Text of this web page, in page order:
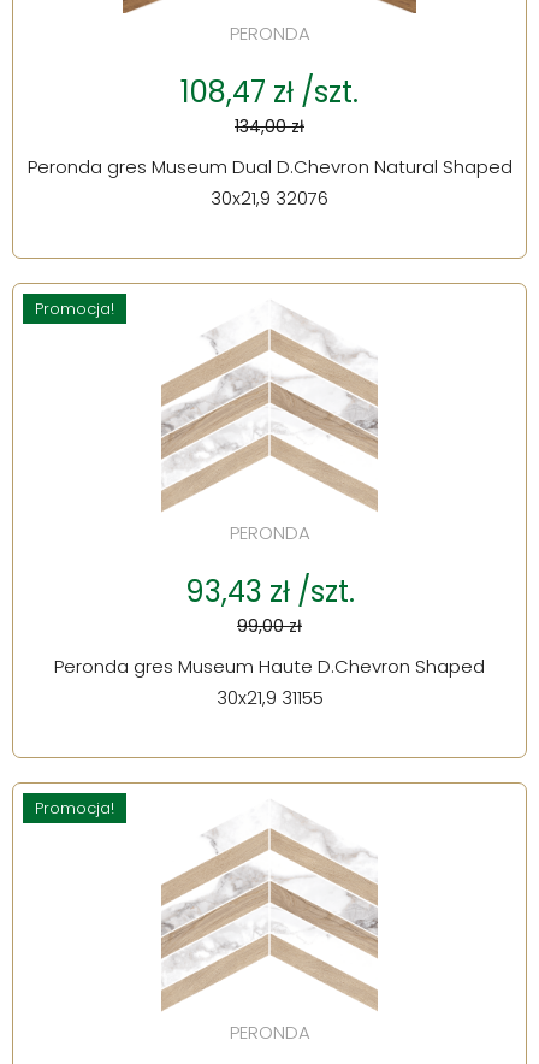
PERONDA
108,47 zł /szt.
134,00 zł
Peronda gres Museum Dual D.Chevron Natural Shaped
30x21,9 32076
Promocja!
PERONDA
93,43 zł /szt.
99,00 zł
Peronda gres Museum Haute D.Chevron Shaped
30x21,9 31155
Promocja!
PERONDA